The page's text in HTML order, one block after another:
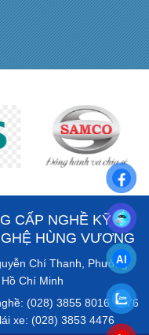
CẤP NGHỀ KỸ
HÙNG VƯƠNG
Chí Thanh, Phường
Phố Hồ Chí Minh
(028) 3855 8016 - 076
xe: (028) 3853 4476